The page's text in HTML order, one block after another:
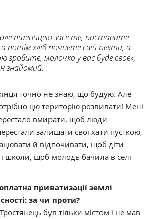
пшеницею засієте, поставите
потім хліб почнете свій пекти, а
зробите, молочко у вас буде своє»,
знайомий.
точно не знаю, що будую. Але
цю територію розвивати! Мені
вмирати, щоб люди
залишати свої хати пусткою,
й відпочивати, щоб діти
школи, щоб молодь бачила в селі
приватизації землі
за чи проти?
був тільки містом і не мав